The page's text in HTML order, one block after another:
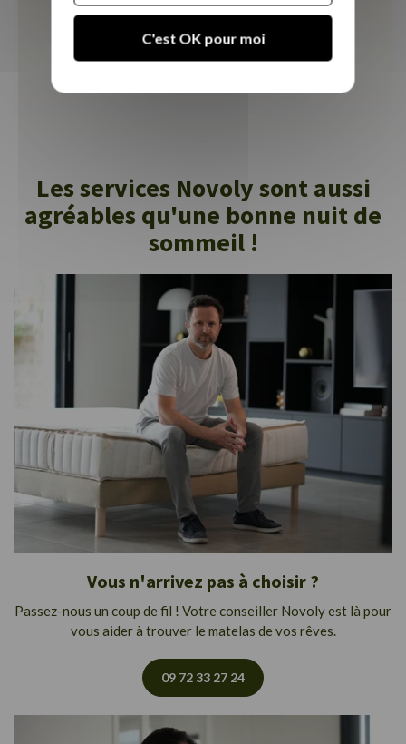
Les services Novoly sont aussi
agréables qu'une bonne nuit de
sommeil !
Vous n'arrivez pas à choisir ?
Passez-nous un coup de fil ! Votre conseiller Novoly est là pour
vous aider à trouver le matelas de vos rêves.
09 72 33 27 24
C'est OK pour moi